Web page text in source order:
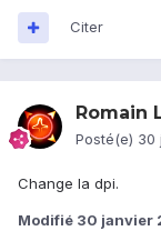
Citer
Romain
Posté(e) 30
Change la dpi.
Modifié 30 janvier